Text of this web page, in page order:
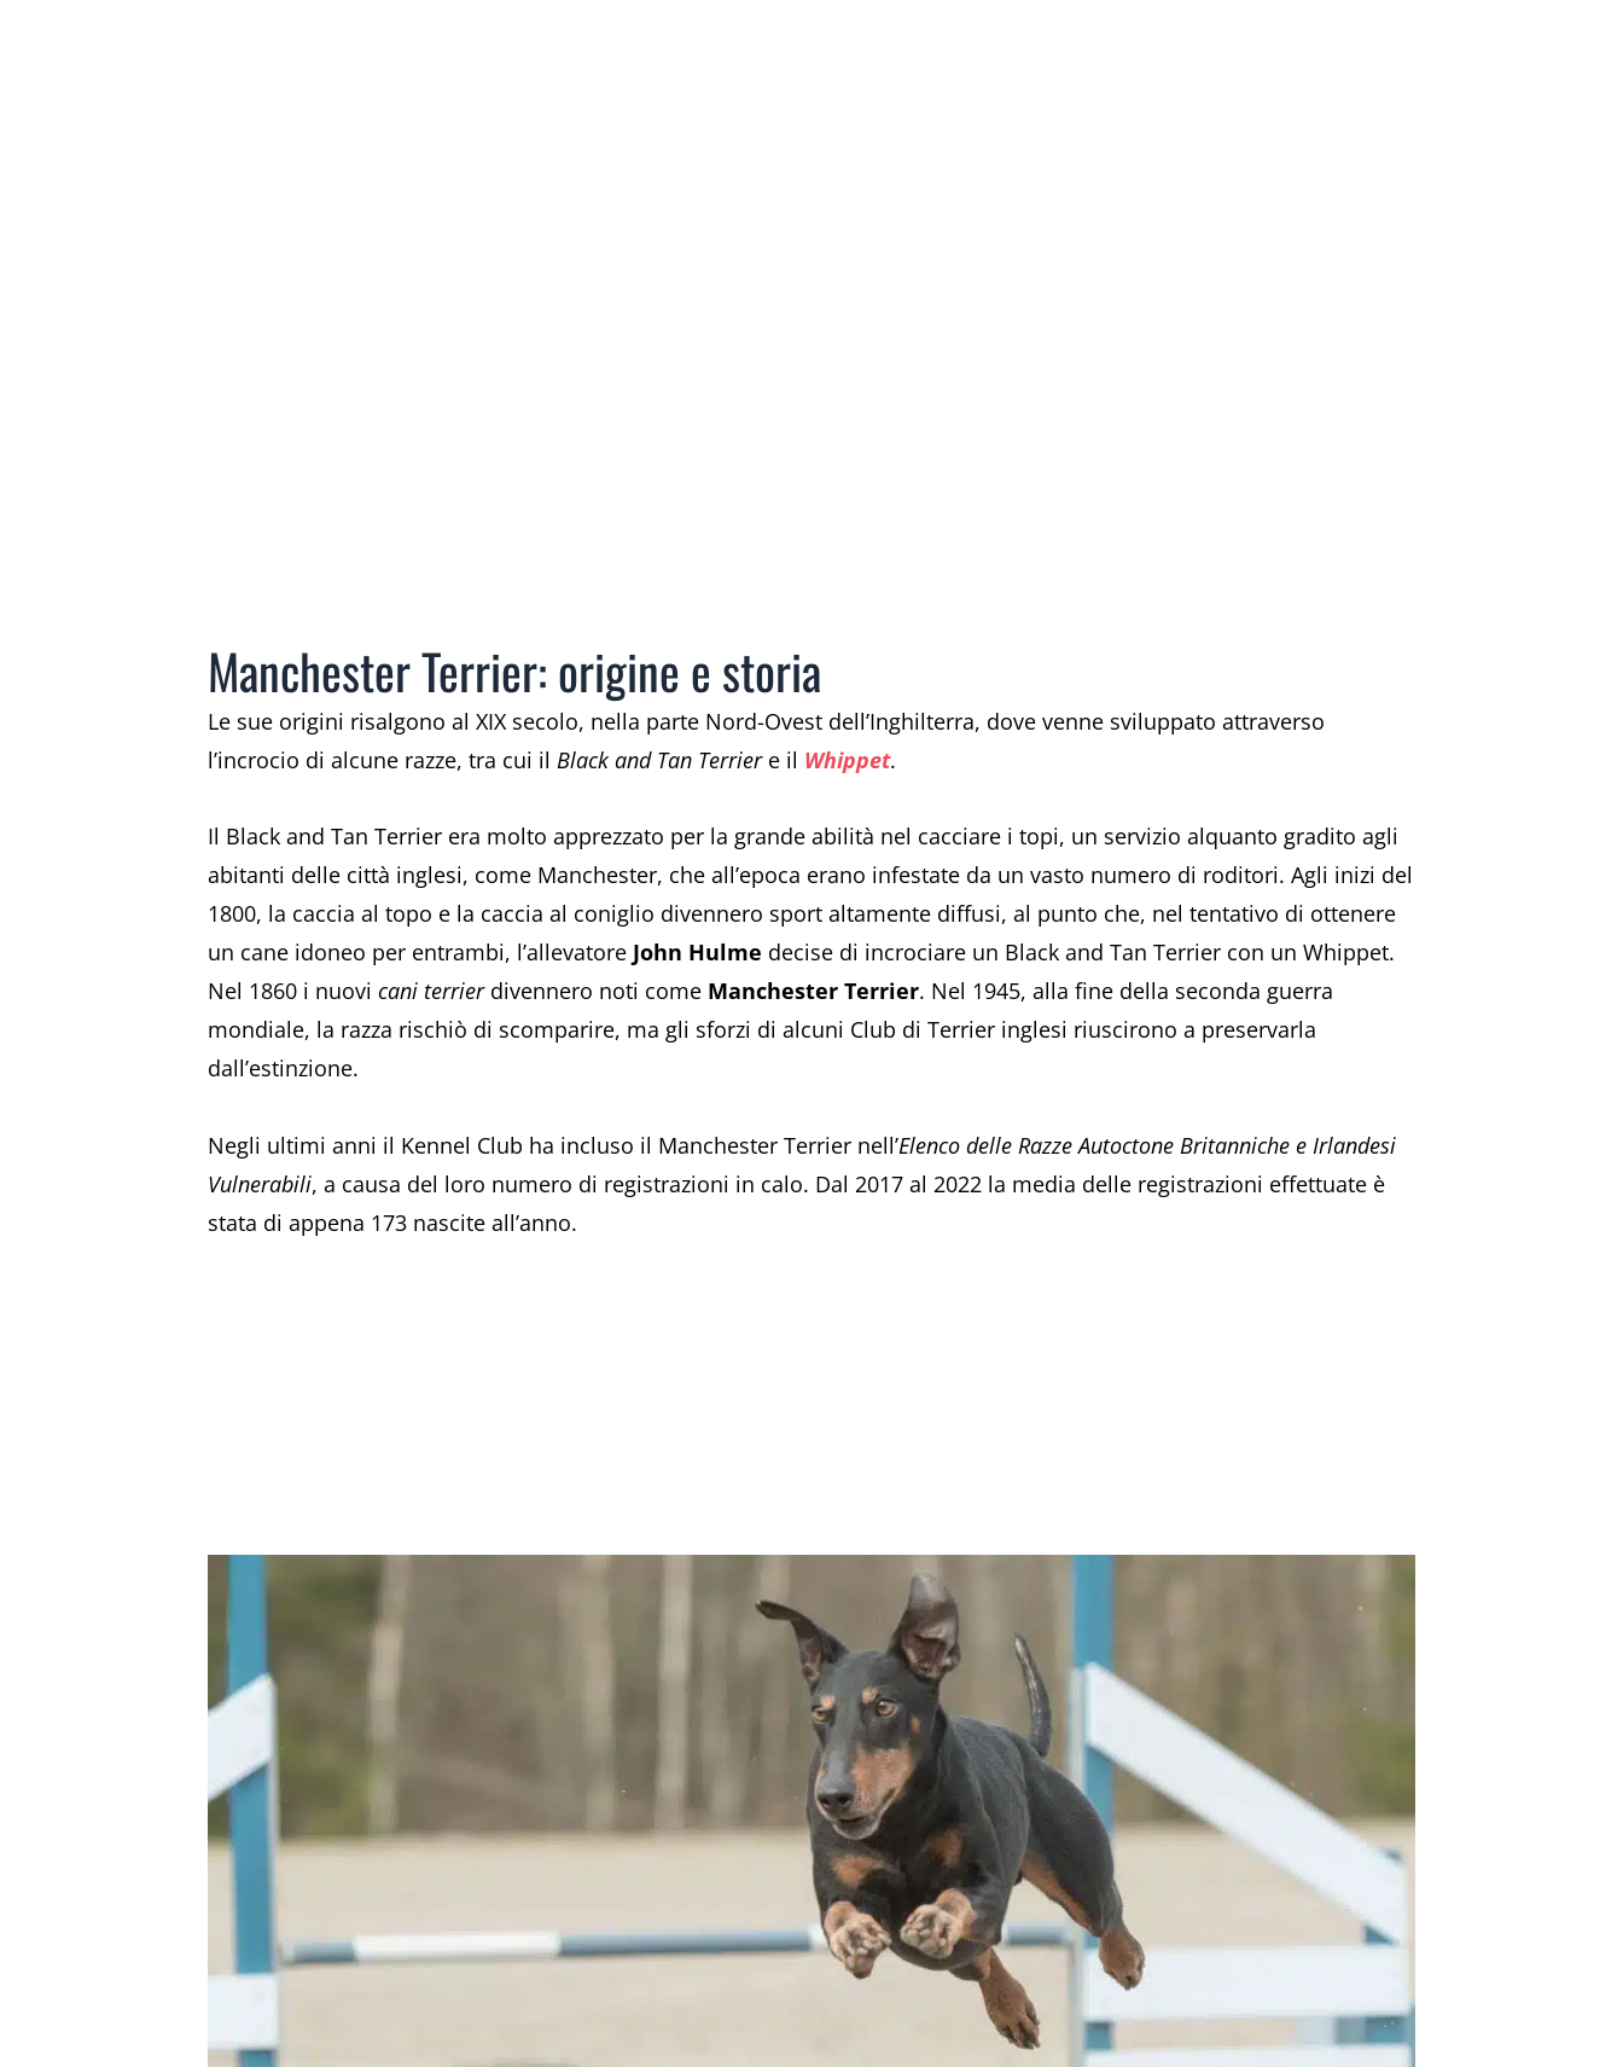
Manchester Terrier: origine e storia
Le sue origini risalgono al XIX secolo, nella parte Nord-Ovest dell’Inghilterra, dove venne sviluppato attraverso
l’incrocio di alcune razze, tra cui il Black and Tan Terriere il Whippet.
Il Black and Tan Terrier era molto apprezzato per la grande abilità nel cacciare i topi, un servizio alquanto gradito agli
abitanti delle città inglesi, come Manchester, che all’epoca erano infestate da un vasto numero di roditori. Agli inizi del
1800, la caccia al topo e la caccia al coniglio divennero sport altamente diffusi, al punto che, nel tentativo di ottenere
un cane idoneo per entrambi, l’allevatore John Hulme decise di incrociare un Black and Tan Terrier con un Whippet.
Nel 1860 i nuovi cani terrierdivennero noti come Manchester Terrier. Nel 1945, alla fine della seconda guerra
mondiale, la razza rischiò di scomparire, ma gli sforzi di alcuni Club di Terrier inglesi riuscirono a preservarla
dall’estinzione.
Negli ultimi anni il Kennel Club ha incluso il Manchester Terrier nell’Elenco delle Razze Autoctone Britanniche e Irlandesi
Vulnerabili, a causa del loro numero di registrazioni in calo. Dal 2017 al 2022 la media delle registrazioni effettuate è
stata di appena 173 nascite all’anno.